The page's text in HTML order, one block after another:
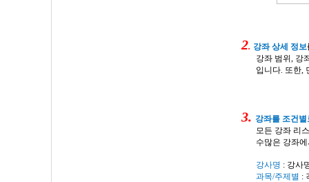
2. 강좌 상세 정보
강좌 범위 , 강
입니다. 또한,
3. 강좌를 조건별
모든 강좌 리
수많은 강좌에
강사명 : 강사
과목/주제별 :